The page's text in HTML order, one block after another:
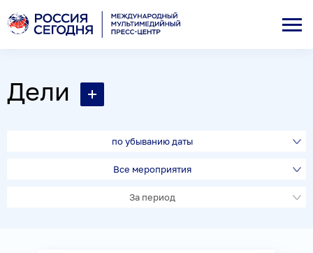
Дели
по убыванию даты
Все мероприятия
За период